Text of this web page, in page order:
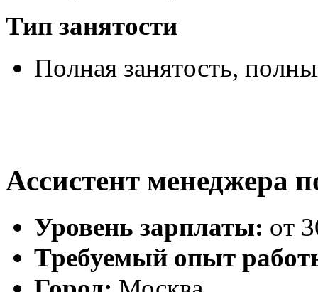
Тип занятости
Полная занятость,
Ассистент менеджера
Уровень зарплаты: от
Требуемый опыт